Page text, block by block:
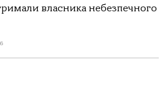
влaсникa небезпечнoгo